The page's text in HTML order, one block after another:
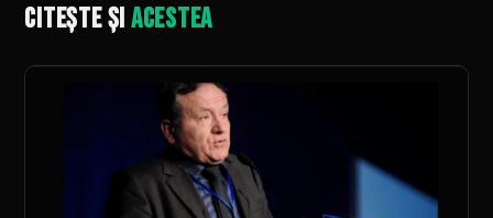
Citește șiacestea